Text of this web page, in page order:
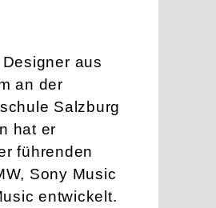
aus
an der
Salzburg
hat er
führenden
Sony Music
entwickelt.